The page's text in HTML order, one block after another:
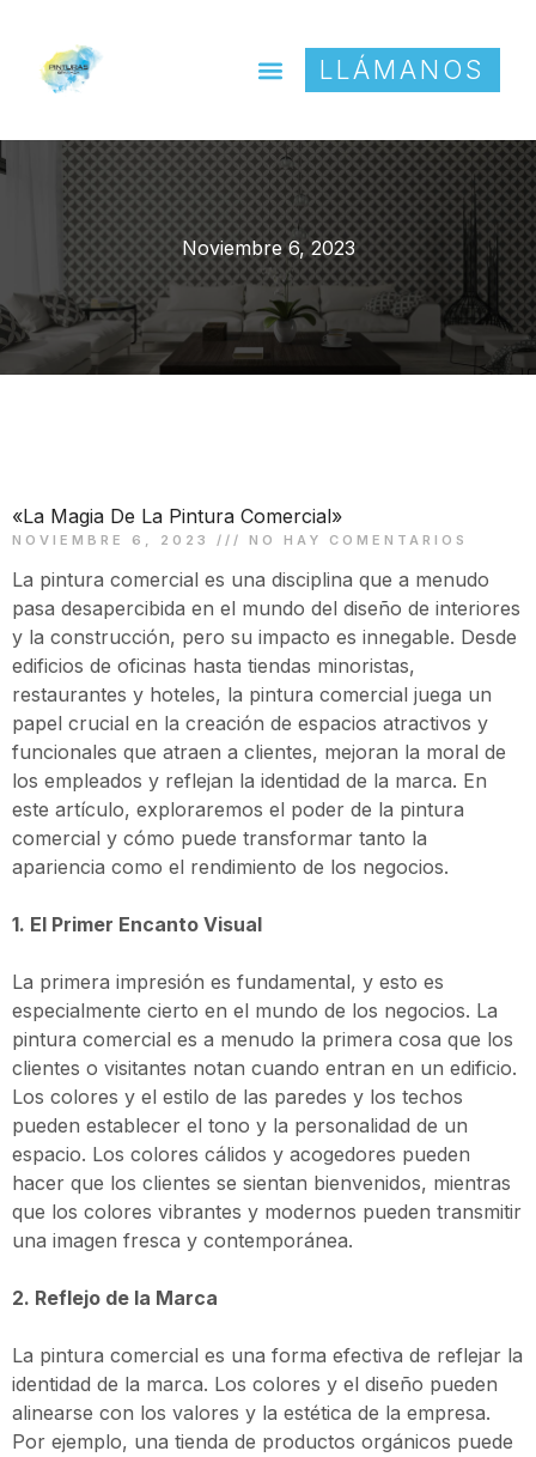
LLÁMANOS
Noviembre 6, 2023
«La Magia De La Pintura Comercial»
NOVIEMBRE 6, 2023 NO HAY COMENTARIOS
La pintura comercial es una disciplina que a menudo
pasa desapercibida en el mundo del diseño de interiores
y la construcción, pero su impacto es innegable. Desde
edificios de oficinas hasta tiendas minoristas,
restaurantes y hoteles, la pintura comercial juega un
papel crucial en la creación de espacios atractivos y
funcionales que atraen a clientes, mejoran la moral de
los empleados y reflejan la identidad de la marca. En
este artículo, exploraremos el poder de la pintura
comercial y cómo puede transformar tanto la
apariencia como el rendimiento de los negocios.
1. El Primer Encanto Visual
La primera impresión es fundamental, y esto es
especialmente cierto en el mundo de los negocios. La
pintura comercial es a menudo la primera cosa que los
clientes o visitantes notan cuando entran en un edificio.
Los colores y el estilo de las paredes y los techos
pueden establecer el tono y la personalidad de un
espacio. Los colores cálidos y acogedores pueden
hacer que los clientes se sientan bienvenidos, mientras
que los colores vibrantes y modernos pueden transmitir
una imagen fresca y contemporánea.
2. Reflejo de la Marca
La pintura comercial es una forma efectiva de reflejar la
identidad de la marca. Los colores y el diseño pueden
alinearse con los valores y la estética de la empresa.
Por ejemplo, una tienda de productos orgánicos puede